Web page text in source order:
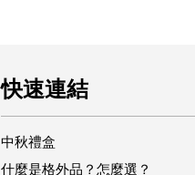
快速連結
中秋禮盒
什麼是格外品？怎麼選？